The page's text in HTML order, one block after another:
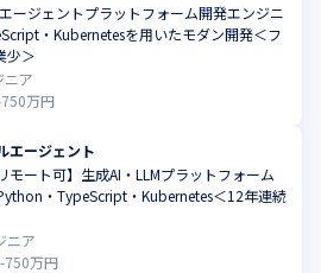
エージェントプラットフォーム開発エンジニ
・Kubernetesを用いたモダン開発＜フ
少＞
ニア
750万円
エージェント
モート可】生成AI・LLMプラットフォーム
・TypeScript・Kubernetes＜12年連続
ニア
-750万円